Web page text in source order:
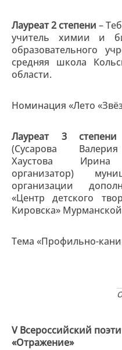
Лауреат 2 степени –
учитель химии и
образовательного
средняя школа
области.
Номинация «Лето
Лауреат 3 степени
(Сусарова
Хаустова Ирина
организатор)
организации
«Центр детского
Кировска»
Тема «Профильно-
V Всероссийский
«Отражение»